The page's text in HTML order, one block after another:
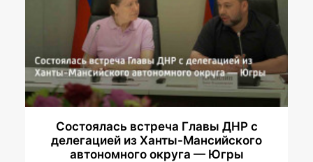
Состоялась встреча Главы ДНР с
делегацией из Ханты-Мансийского
автономного округа — Югры